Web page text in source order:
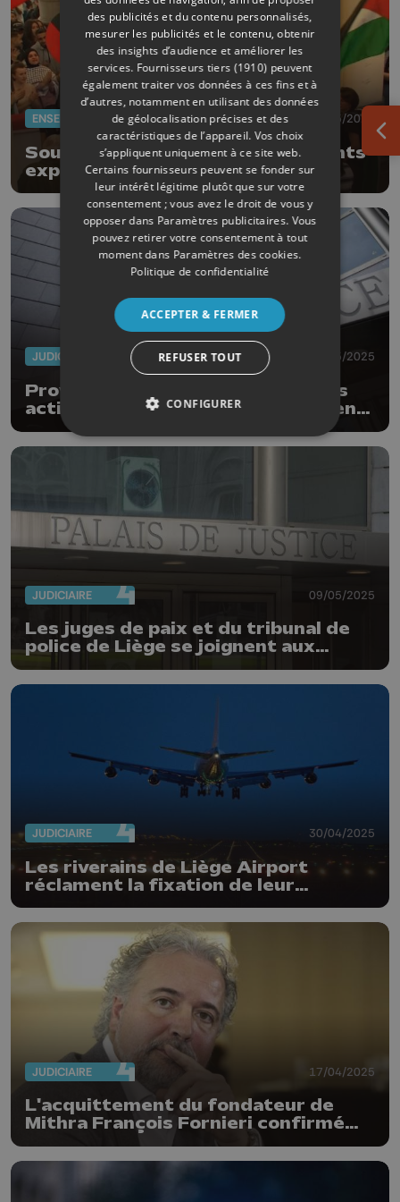
25/05/2025
Soutien à la Palestine: les étudiants
expulsés de l'ULiège
JUDICIAIRE 13/05/2025
Province de Liège : le point sur les
actions contre le sous-financement
de la Justice
JUDICIAIRE 09/05/2025
Les juges de paix et du tribunal de
police de Liège se joignent aux
JUDICIAIRE 30/04/2025
Les riverains de Liège Airport
réclament la fixation de leur
indemnisation
JUDICIAIRE 17/04/2025
L'acquittement du fondateur de
Mithra François Fornieri confirmé
des publicités et du contenu personnalisés,
mesurer les publicités et le contenu, obtenir
des insights d’audience et améliorer les
services. Fournisseurs tiers (1910) peuvent
également traiter vos données à ces fins et à
d’autres, notamment en utilisant des données
de géolocalisation précises et des
caractéristiques de l’appareil. Vos choix
s’appliquent uniquement à ce site web.
Certains fournisseurs peuvent se fonder sur
leur intérêt légitime plutôt que sur votre
consentement ; vous avez le droit de vous y
opposer dans Paramètres publicitaires. Vous
pouvez retirer votre consentement à tout
moment dans Paramètres des cookies.
Politique de confidentialité
ACCEPTER & FERMER
REFUSER TOUT
CONFIGURER